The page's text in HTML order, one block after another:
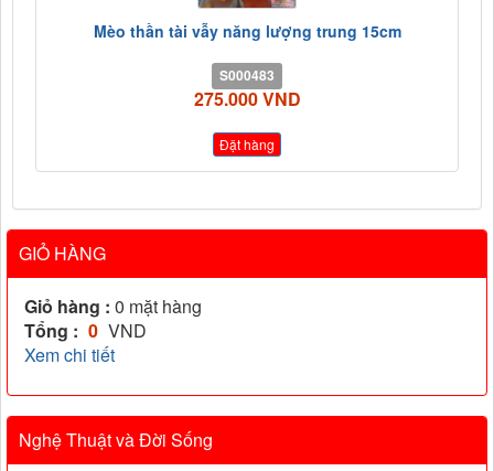
Mèo thần tài vẫy năng lượng trung 15cm
S000483
275.000 VND
Đặt hàng
GIỎ HÀNG
Giỏ hàng : 0 mặt hàng
Tổng : 0 VND
Xem chi tiết
Nghệ Thuật và Đời Sống